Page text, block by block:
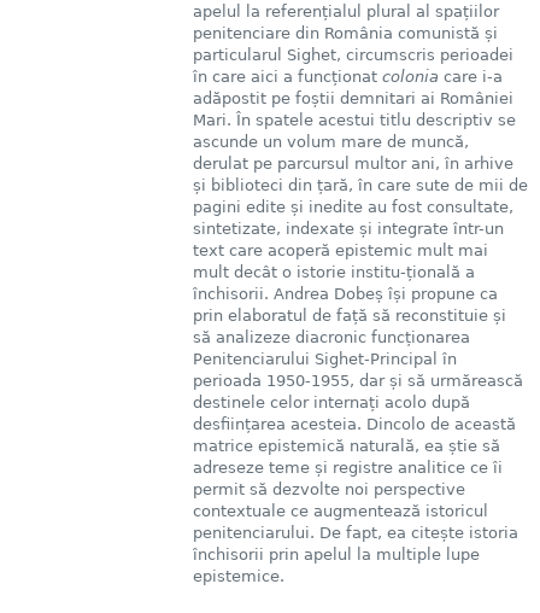
apelul la referențialul plural al spațiilor
penitenciare din România comunistă și
particularul Sighet, circumscris perioadei
în care aici a funcționat colonia care i-a
adăpostit pe foștii demnitari ai României
Mari. În spatele acestui titlu descriptiv se
ascunde un volum mare de muncă,
derulat pe parcursul multor ani, în arhive
și biblioteci din țară, în care sute de mii de
pagini edite și inedite au fost consultate,
sintetizate, indexate și integrate într-un
text care acoperă epistemic mult mai
mult decât o istorie institu-țională a
închisorii. Andrea Dobeș își propune ca
prin elaboratul de față să reconstituie și
să analizeze diacronic funcționarea
Penitenciarului Sighet-Principal în
perioada 1950-1955, dar și să urmărească
destinele celor internați acolo după
desființarea acesteia. Dincolo de această
matrice epistemică naturală, ea știe să
adreseze teme și registre analitice ce îi
permit să dezvolte noi perspective
contextuale ce augmentează istoricul
penitenciarului. De fapt, ea citește istoria
închisorii prin apelul la multiple lupe
epistemice.